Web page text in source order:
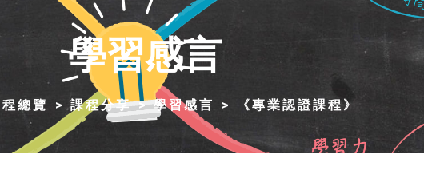
學習感言
總覽 課程分享 學習感言 《專業認證課程》